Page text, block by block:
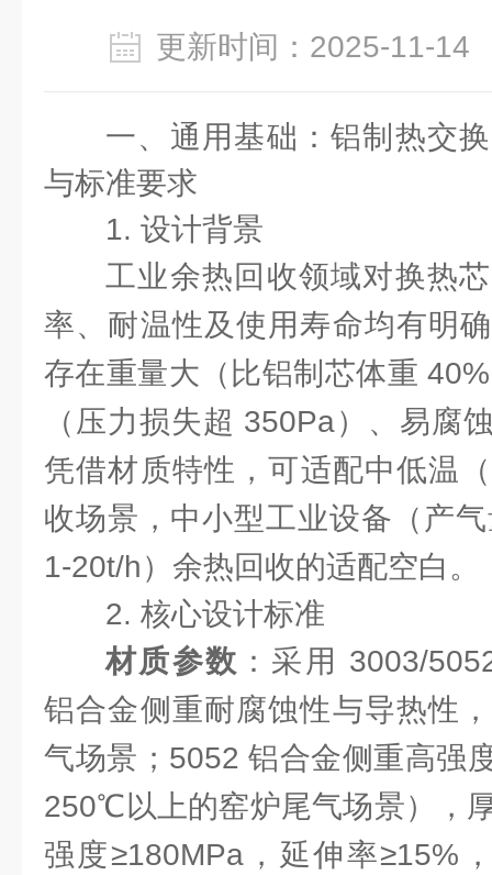
更新时间：2025-11-
一、通用基础：铝制热交
与标准要求
1. 设计背景
工业余热回收领域对换热
率、耐温性及使用寿命均有明
存在重量大（比铝制芯体重
（压力损失超 350Pa）、易腐
凭借材质特性，可适配中低温
收场景，中小型工业设备（产
1-20t/h）余热回收的适配空白。
2. 核心设计标准
材质参数 ：采用 3003/
铝合金侧重耐腐蚀性与导热性
气场景；5052 铝合金侧重高强
250℃以上的窑炉尾气场景），
强度≥180MPa，延伸率≥15%